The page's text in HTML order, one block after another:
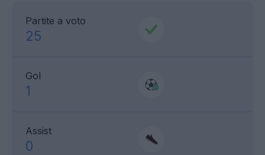
Partite a voto
25
Gol
1
Assist
0